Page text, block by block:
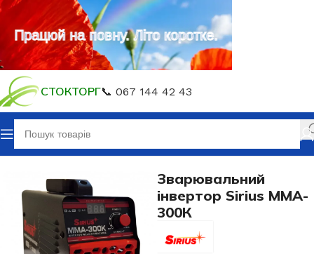
СТОКТОРГ📞 067 144 42 43
Зварювальне обладнання Зварювання електродом MMA
Зварювальний
інвертор Sirius MMA-
300К
Працюй на повну. Літо коротке.